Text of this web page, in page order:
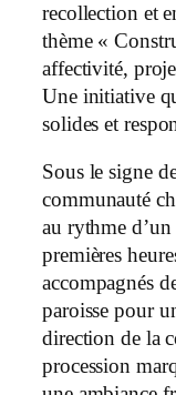
recollection et
thème «
affectivité,
Une initiative
solides et
Sous le signe
communauté
au rythme
premières
accompagnés
paroisse pour
direction de la
procession